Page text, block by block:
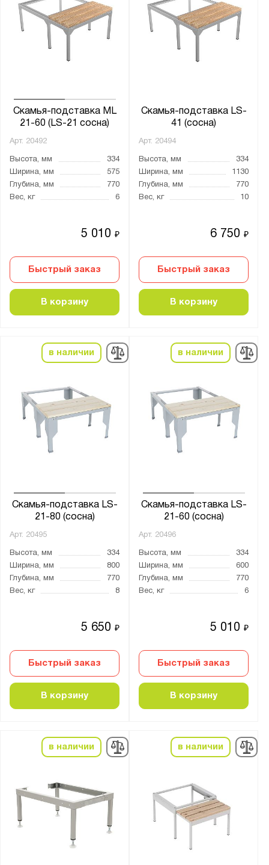
Скамья-подставка ML
21-60 (LS-21 сосна)
Арт. 20492
Высота, мм
334
Ширина, мм
575
Глубина, мм
770
Вес, кг
6
5 010₽
Быстрый заказ
В корзину
Скамья-подставка LS-
41 (сосна)
Арт. 20494
Высота, мм
334
Ширина, мм
1130
Глубина, мм
770
Вес, кг
10
6 750₽
Быстрый заказ
В корзину
в наличии
Скамья-подставка LS-
21-80 (сосна)
Арт. 20495
Высота, мм
334
Ширина, мм
800
Глубина, мм
770
Вес, кг
8
5 650₽
Быстрый заказ
В корзину
в наличии
Скамья-подставка LS-
21-60 (сосна)
Арт. 20496
Высота, мм
334
Ширина, мм
600
Глубина, мм
770
Вес, кг
6
5 010₽
Быстрый заказ
В корзину
в наличии в наличии
Серия:
ШАМ
ШРМ
Показать Сбросить